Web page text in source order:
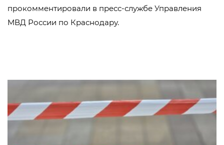
прокомментировали в пресс-службе Управления
МВД России по Краснодару.